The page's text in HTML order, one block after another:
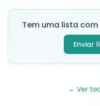
Tem uma lista
Enviar
← Ver